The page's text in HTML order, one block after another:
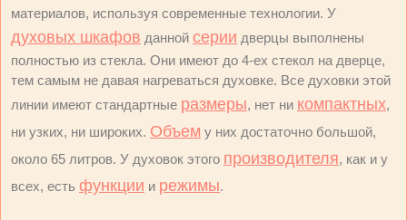
материалов, используя современные технологии. У
духовых шкафов данной серии дверцы выполнены
полностью из стекла. Они имеют до 4-ех стекол на дверце,
тем самым не давая нагреваться духовке. Все духовки этой
линии имеют стандартные размеры, нет ни компактных,
ни узких, ни широких. Объем у них достаточно большой,
около 65 литров. У духовок этого производителя, как и у
всех, есть функции и режимы.